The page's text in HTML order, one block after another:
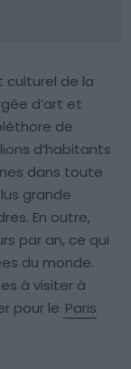
culturel de la
d’art et
de
d’habitants
dans toute
grande
En outre,
par an, ce qui
du monde.
à visiter à
pour le Paris